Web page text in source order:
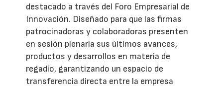
destacado a través del Foro Empresarial de
Innovación. Diseñado para que las firmas
patrocinadoras y colaboradoras presenten
en sesión plenaria sus últimos avances,
productos y desarrollos en materia de
regadío, garantizando un espacio de
transferencia directa entre la empresa